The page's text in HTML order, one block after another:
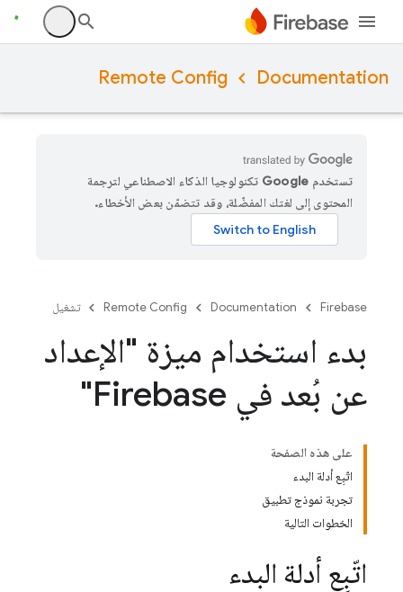
Documentation
Remote Config
تستخدم Google تكنولوجيا الذكاء الاصطناعي لترجمة
المحتوى إلى لغتك المفضّلة، وقد تتضمّن بعض الأخطاء.
Firebase
Documentation
Remote Config تشغيل
بدء استخدام ميزة "الإعداد
عن بُعد في Firebase"
على هذه الصفحة
اتّبِع أدلة البدء
تجربة نموذج تطبيق
الخطوات التالية
اتّبِع أدلة البدء